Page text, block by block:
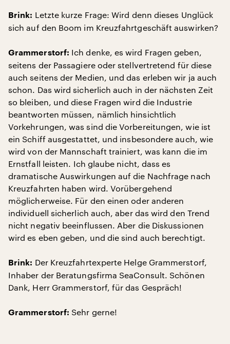
Brink: Letzte kurze Frage: Wird denn dieses Unglück
sich auf den Boom im Kreuzfahrtgeschäft auswirken?
Grammerstorf: Ich denke, es wird Fragen geben,
seitens der Passagiere oder stellvertretend für diese
auch seitens der Medien, und das erleben wir ja auch
schon. Das wird sicherlich auch in der nächsten Zeit
so bleiben, und diese Fragen wird die Industrie
beantworten müssen, nämlich hinsichtlich
Vorkehrungen, was sind die Vorbereitungen, wie ist
ein Schiff ausgestattet, und insbesondere auch, wie
wird von der Mannschaft trainiert, was kann die im
Ernstfall leisten. Ich glaube nicht, dass es
dramatische Auswirkungen auf die Nachfrage nach
Kreuzfahrten haben wird. Vorübergehend
möglicherweise. Für den einen oder anderen
individuell sicherlich auch, aber das wird den Trend
nicht negativ beeinflussen. Aber die Diskussionen
wird es eben geben, und die sind auch berechtigt.
Brink: Der Kreuzfahrtexperte Helge Grammerstorf,
Inhaber der Beratungsfirma SeaConsult. Schönen
Dank, Herr Grammerstorf, für das Gespräch!
Grammerstorf: Sehr gerne!